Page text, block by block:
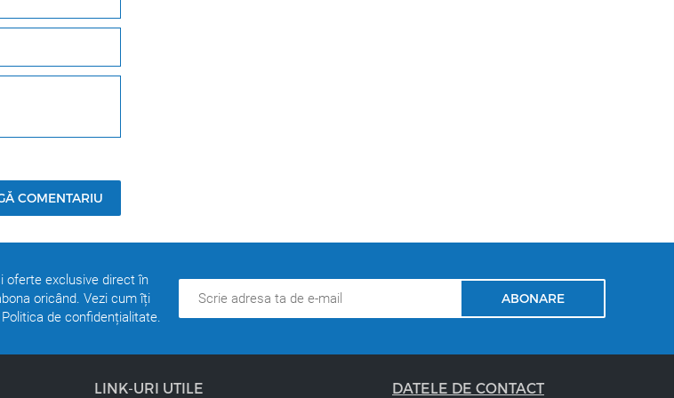
VDT sunt îmbogățiți cu ulei de argan de înaltă calitate. Ei repara, calmeaza și hranesc parul și
sau alte mirosuri deranjante.
COMENTARIU
oferte exclusive direct în
oricând. Vezi cum îți
de confidențialitate.
ABONARE
LINK-URI UTILE DATELE DE CONTACT